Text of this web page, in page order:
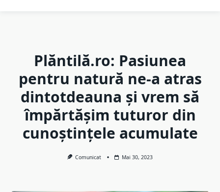
Plăntilă.ro: Pasiunea
pentru natură ne-a atras
dintotdeauna și vrem să
împărtășim tuturor din
cunoștințele acumulate
Comunicat Mai 30, 2023